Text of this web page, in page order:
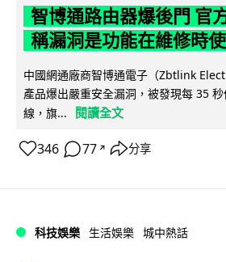
智博通路由器爆後門 官
稱漏洞是功能在維修時
中國網通廠商智博通電子（Zbtlink
產品爆出嚴重安全漏洞，被發現每 35
線，旗...
閱讀全文
346 77 ↗ 分享
科技娛樂 生活娛樂 城中熱話